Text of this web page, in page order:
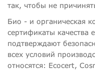
так, чтобы не
Био - и органическая
сертификаты качества
подтверждают
всех условий
относятся: Ecocert,